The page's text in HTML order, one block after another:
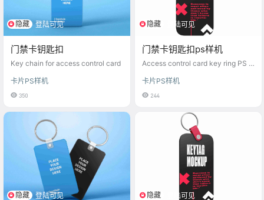
隐藏 登陆可见
门禁卡钥匙扣
Key chain for access control card
卡片PS样机
350
隐藏 登陆可见
门禁卡钥匙扣ps样机
Access control card key ring PS p
卡片PS样机
244
隐藏 登陆可见 隐藏 登陆可见